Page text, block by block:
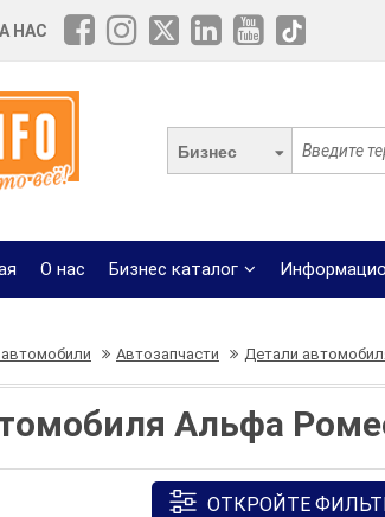
НАС
Бизнес
О нас Бизнес каталог
Автозапчасти Детали
Альфа
ОТКРОЙТЕ